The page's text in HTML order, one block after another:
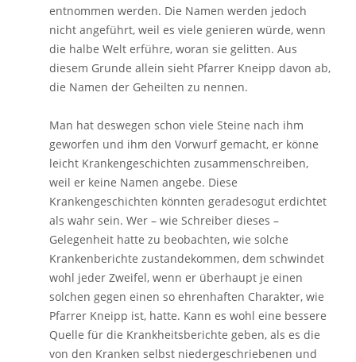
entnommen werden. Die Namen werden jedoch
nicht angeführt, weil es viele genieren würde, wenn
die halbe Welt erführe, woran sie gelitten. Aus
diesem Grunde allein sieht Pfarrer Kneipp davon ab,
die Namen der Geheilten zu nennen.
Man hat deswegen schon viele Steine nach ihm
geworfen und ihm den Vorwurf gemacht, er könne
leicht Krankengeschichten zusammenschreiben,
weil er keine Namen angebe. Diese
Krankengeschichten könnten geradesogut erdichtet
als wahr sein. Wer – wie Schreiber dieses –
Gelegenheit hatte zu beobachten, wie solche
Krankenberichte zustandekommen, dem schwindet
wohl jeder Zweifel, wenn er überhaupt je einen
solchen gegen einen so ehrenhaften Charakter, wie
Pfarrer Kneipp ist, hatte. Kann es wohl eine bessere
Quelle für die Krankheitsberichte geben, als es die
von den Kranken selbst niedergeschriebenen und